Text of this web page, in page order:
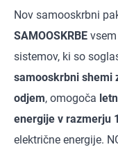
Nov samooskrbni
SAMOOSKRBE
sistemov, ki so
samooskrbni shemi
odjem, omogoča
energije v razmerju
električne energije.